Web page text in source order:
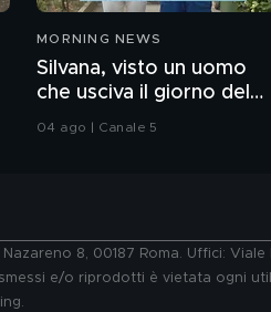
MORNING NEWS
Silvana, visto un uomo
che usciva il giorno del
delitto.
04 ago | Canale 5
8, 00187 Roma. Uffici:
e/o riprodotti è vietata ogni